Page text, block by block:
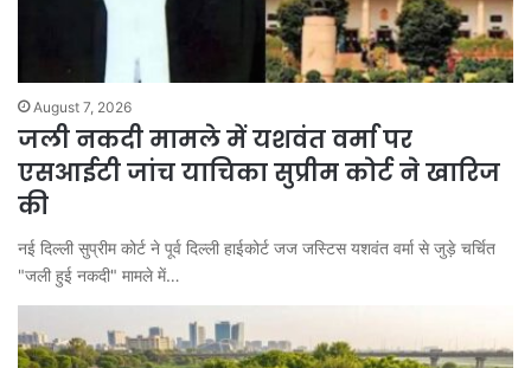
August 7, 2026
जली नकदी मामले में यशवंत वर्मा पर
एसआईटी जांच याचिका सुप्रीम कोर्ट ने खारिज
की
नई दिल्ली सुप्रीम कोर्ट ने पूर्व दिल्ली हाईकोर्ट जज जस्टिस यशवंत वर्मा से जुड़े चर्चित
"जली हुई नकदी" मामले में…